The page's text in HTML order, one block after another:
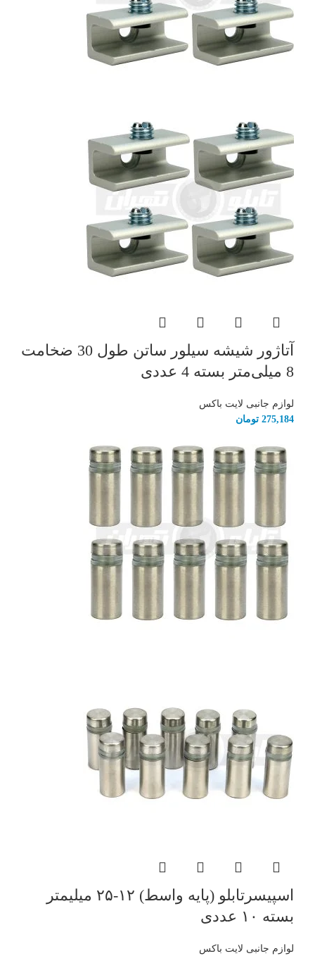
آتاژور شیشه سیلور ساتن طول 30 ضخامت
8 میلی‌متر بسته 4 عددی
لوازم جانبی لایت باکس
275,184 تومان
اسپیسرتابلو (پایه واسط) ۱۲-۲۵ میلیمتر
بسته ۱۰ عددی
لوازم جانبی لایت باکس